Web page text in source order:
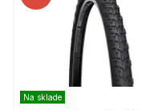
Na sklade